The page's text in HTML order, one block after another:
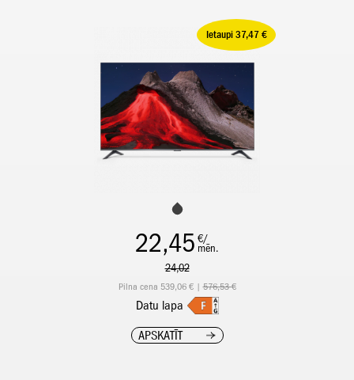
Ietaupi 37,47 €
22,45 €/
mēn.
24,02
Pilna cena 539,06 € |576,53 €
Datu lapa
APSKATĪT